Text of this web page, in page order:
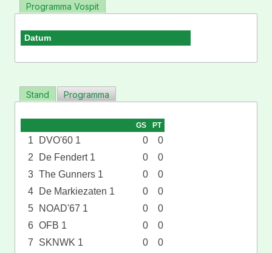
Programma Vospit
Datum
Stand Programma
GS PT
1 DVO'60 1 0
0
2
De Fendert 1 0
0
3 The Gunners 1 0
0
4
De Markiezaten 1 0
0
5
NOAD'67 1 0
0
6 OFB 1 0
0
7
SKNWK 1 0
0